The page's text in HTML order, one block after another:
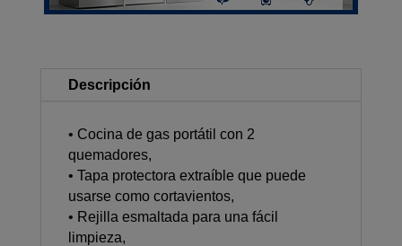
Descripción
• Cocina de gas portátil con 2
quemadores,
• Tapa protectora extraíble que puede
usarse como cortavientos,
• Rejilla esmaltada para una fácil
limpieza,